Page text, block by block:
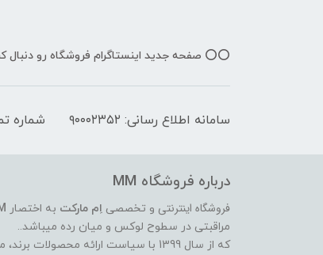
⭕️⭕️ صفحه جدید اینستاگرام فروشگاه رو
سامانه اطلاع رسانی: ۹۰۰۰۲۳۵۲ شماره
درباره فروشگاه MM
فروشگاه اینترنتی و تخصصی اِم مارکت به اختصار
مراقبتی در سطوح لوکس و میان رده میباشد..
که از سال 1399 با سیاست ارائه